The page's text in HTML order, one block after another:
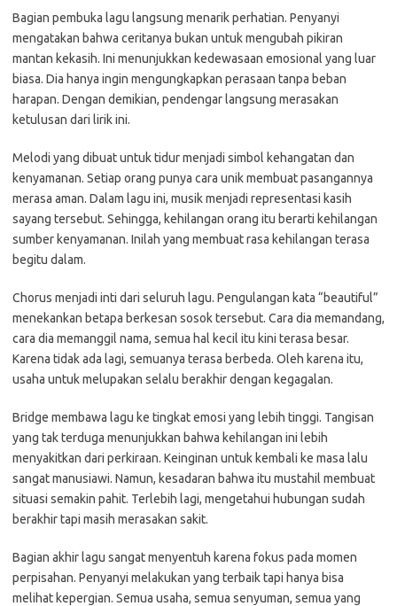
Bagian pembuka lagu langsung menarik perhatian. Penyanyi
mengatakan bahwa ceritanya bukan untuk mengubah pikiran
mantan kekasih. Ini menunjukkan kedewasaan emosional yang luar
biasa. Dia hanya ingin mengungkapkan perasaan tanpa beban
harapan. Dengan demikian, pendengar langsung merasakan
ketulusan dari lirik ini.
Melodi yang dibuat untuk tidur menjadi simbol kehangatan dan
kenyamanan. Setiap orang punya cara unik membuat pasangannya
merasa aman. Dalam lagu ini, musik menjadi representasi kasih
sayang tersebut. Sehingga, kehilangan orang itu berarti kehilangan
sumber kenyamanan. Inilah yang membuat rasa kehilangan terasa
begitu dalam.
Chorus menjadi inti dari seluruh lagu. Pengulangan kata “beautiful”
menekankan betapa berkesan sosok tersebut. Cara dia memandang,
cara dia memanggil nama, semua hal kecil itu kini terasa besar.
Karena tidak ada lagi, semuanya terasa berbeda. Oleh karena itu,
usaha untuk melupakan selalu berakhir dengan kegagalan.
Bridge membawa lagu ke tingkat emosi yang lebih tinggi. Tangisan
yang tak terduga menunjukkan bahwa kehilangan ini lebih
menyakitkan dari perkiraan. Keinginan untuk kembali ke masa lalu
sangat manusiawi. Namun, kesadaran bahwa itu mustahil membuat
situasi semakin pahit. Terlebih lagi, mengetahui hubungan sudah
berakhir tapi masih merasakan sakit.
Bagian akhir lagu sangat menyentuh karena fokus pada momen
perpisahan. Penyanyi melakukan yang terbaik tapi hanya bisa
melihat kepergian. Semua usaha, semua senyuman, semua yang